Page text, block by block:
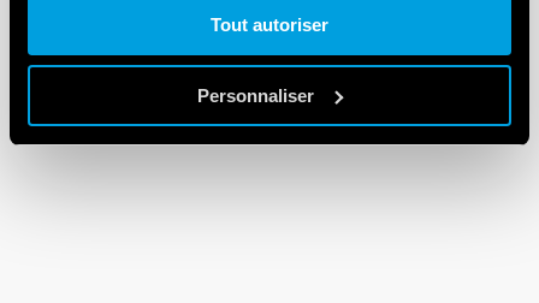
Tout autoriser
Personnaliser